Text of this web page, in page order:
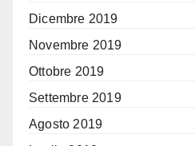
Dicembre 2019
Novembre 2019
Ottobre 2019
Settembre 2019
Agosto 2019